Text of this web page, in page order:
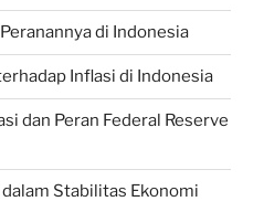
di Indonesia
Inflasi di Indonesia
dan Peran Federal Reserve
Stabilitas Ekonomi